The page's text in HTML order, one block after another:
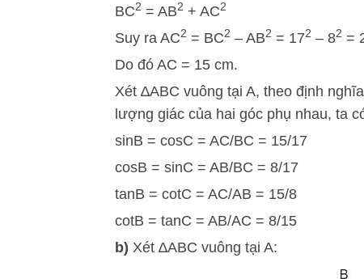
BC2 = AB2 + AC2
Suy ra AC2 = BC2 – AB2 = 172 – 82 =
Do đó AC = 15 cm.
Xét ∆ABC vuông tại A, theo định
lượng giác của hai góc phụ nhau, ta
sinB = cosC = AC/BC = 15/17
cosB = sinC = AB/BC = 8/17
tanB = cotC = AC/AB = 15/8
cotB = tanC = AB/AC = 8/15
b) Xét ∆ABC vuông tại A: